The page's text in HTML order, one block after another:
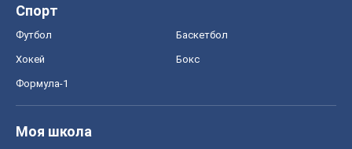
Спорт
Футбол Баскетбол
Хокей Бокс
Формула-1
Моя школа